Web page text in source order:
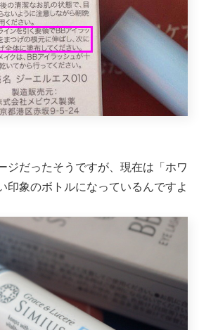
ジだったそうですが、現在は「ホワ
印象のボトルになっているんですよ